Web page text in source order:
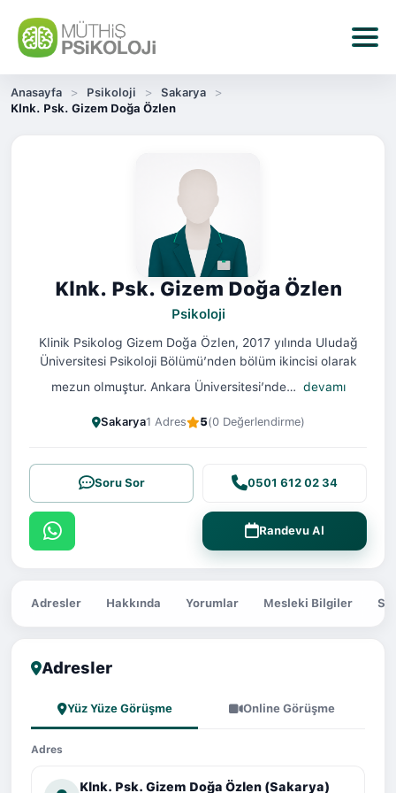
Anasayfa Psikoloji
Sakarya
Klnk. Psk. Gizem Doğa Özlen
Klnk. Psk. Gizem Doğa Özlen
Psikoloji
Klinik Psikolog Gizem Doğa Özlen, 2017 yılında Uludağ
Üniversitesi Psikoloji Bölümü’nden bölüm ikincisi olarak
mezun olmuştur. Ankara Üniversitesi’nde… devamı
Sakarya1 Adres 5(0 Değerlendirme)
Soru Sor 0501 612 02 34
Randevu Al
Adresler Hakkında Yorumlar Mesleki Bilgiler
Adresler
Yüz Yüze Görüşme Online Görüşme
Adres
Klnk. Psk. Gizem Doğa Özlen (Sakarya)